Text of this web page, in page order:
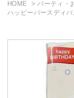
HOME パーティ・
ハッピーバースディバ